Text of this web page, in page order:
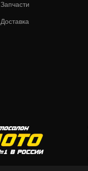
Запчасти
Доставка